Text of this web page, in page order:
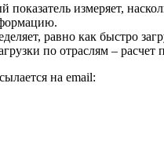
показатель измеряет,
равно как быстро
по отраслям –
на email: